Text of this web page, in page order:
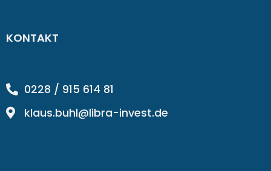
KONTAKT
0228 / 915 614 81
klaus.buhl@libra-invest.de